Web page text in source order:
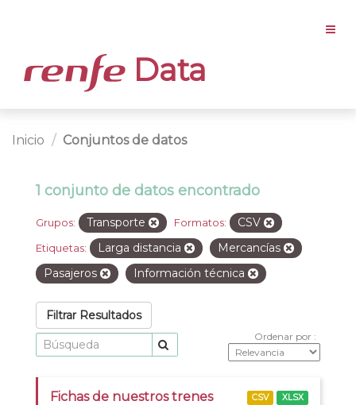
Data
Inicio Conjuntos de datos
1 conjunto de datos encontrado
Grupos: Transporte Formatos: CSV
Etiquetas: Larga distancia
Mercancías
Pasajeros
Información técnica
Filtrar Resultados
Ordenar por
Fichas de nuestros trenes CSV XLSX